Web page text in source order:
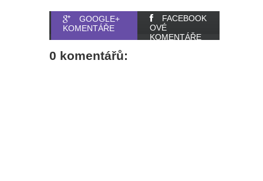
GOOGLE+
KOMENTÁŘE
FACEBOOK
OVÉ
KOMENTÁŘE
0 komentářů: